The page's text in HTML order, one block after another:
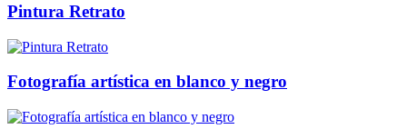
Pintura Retrato
Fotografía artística en blanco y negro